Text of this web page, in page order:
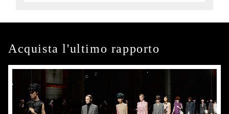
Acquista l'ultimo rapporto